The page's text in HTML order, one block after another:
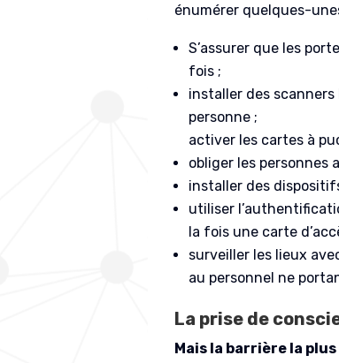
énumérer quelques-
S’assurer que les
fois ;
installer des
personne ;
activer les cartes à
obliger les personnes
installer des
utiliser
la fois une carte
surveiller les lieux
au personnel ne
La prise de
Mais la barrière la